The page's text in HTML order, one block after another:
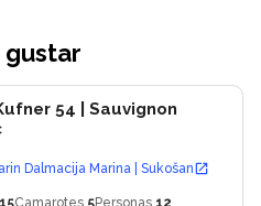
gustar
54 | Sauvignon
Dalmacija Marina | Sukošan
Camarotes 5Personas 12